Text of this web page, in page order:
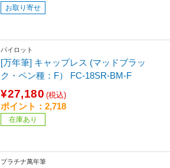
お取り寄せ
パイロット
[万年筆] キャップレス (マッドブラッ
ク・ペン種：F） FC-18SR-BM-F
¥27,180 (税込)
ポイント：2,718
在庫あり
プラチナ萬年筆